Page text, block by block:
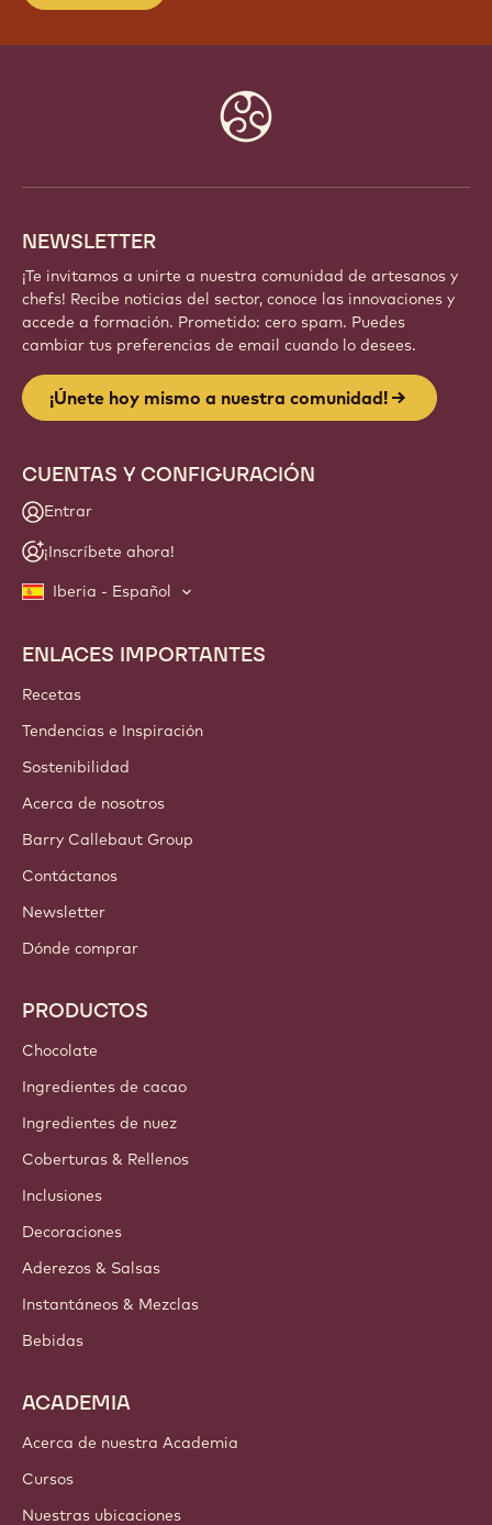
NEWSLETTER
¡Te invitamos a unirte a nuestra comunidad de artesanos y
chefs! Recibe noticias del sector, conoce las innovaciones y
accede a formación. Prometido: cero spam. Puedes
cambiar tus preferencias de email cuando lo desees.
¡Únete hoy mismo a nuestra comunidad!
CUENTAS Y CONFIGURACIÓN
Entrar
¡Inscríbete ahora!
Iberia - Español
Footer
Callebaut
ENLACES IMPORTANTES
Recetas
Tendencias e Inspiración
Sostenibilidad
Acerca de nosotros
Barry Callebaut Group
Contáctanos
Newsletter
Dónde comprar
PRODUCTOS
Chocolate
Ingredientes de cacao
Ingredientes de nuez
Coberturas & Rellenos
Inclusiones
Decoraciones
Aderezos & Salsas
Instantáneos & Mezclas
Bebidas
ACADEMIA
Acerca de nuestra Academia
Cursos
Nuestras ubicaciones